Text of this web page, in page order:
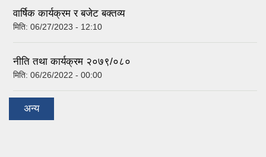
वार्षिक कार्यक्रम र बजेट बक्तव्य
मिति: 06/27/2023 - 12:10
नीति तथा कार्यक्रम २०७९/०८०
मिति: 06/26/2022 - 00:00
अन्य